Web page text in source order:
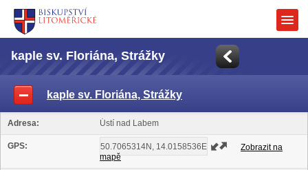
kaple sv. Floriána, Strážky
kaple sv. Floriána, Strážky
Adresa: Ústí nad Labem
GPS:
Zobrazit na
mapě